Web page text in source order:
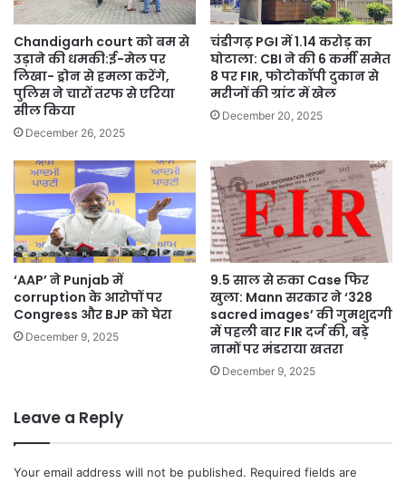
Chandigarh court को बम से
उड़ाने की धमकी:ई-मेल पर
लिखा- ड्रोन से हमला करेंगे,
पुलिस ने चारों तरफ से एरिया
सील किया
December 26, 2025
चंडीगढ़ PGI में 1.14 करोड़ का
घोटाला: CBI ने की 6 कर्मी समेत
8 पर FIR, फोटोकॉपी दुकान से
मरीजों की ग्रांट में खेल
December 20, 2025
‘AAP’ ने Punjab में
corruption के आरोपों पर
Congress और BJP को घेरा
December 9, 2025
9.5 साल से रुका Case फिर
खुला: Mann सरकार ने ‘328
sacred images’ की गुमशुदगी
में पहली बार FIR दर्ज की, बड़े
नामों पर मंडराया खतरा
December 9, 2025
Leave a Reply
Your email address will not be published. Required fields are